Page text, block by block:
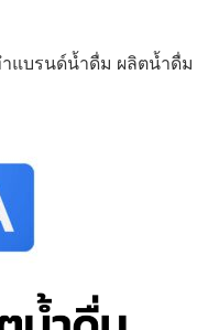
แบรนด์น้ำดื่ม ผลิตน้ำดื่ม